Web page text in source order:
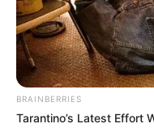
BRAINBERRIES
Tarantino’s Latest Effort